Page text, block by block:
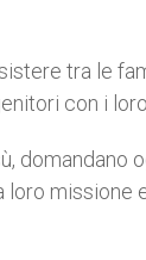
tra le
con i loro
domandano
missione